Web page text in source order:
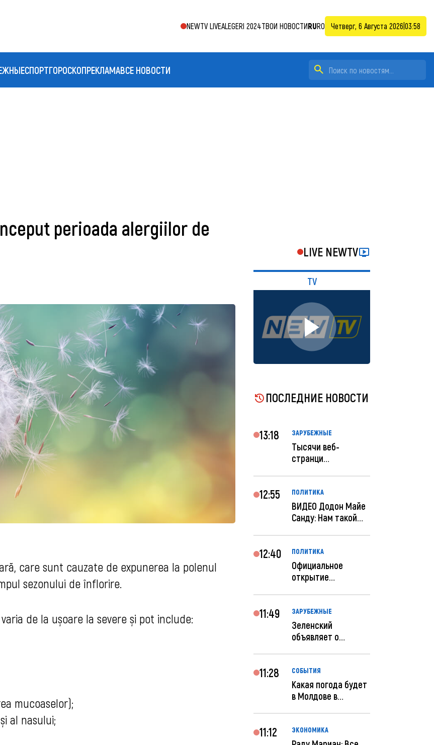
NEWTV LIVEALEGERI 2024ТВОИ НОВОСТИRURO Четверг, 6 Августа 2026 03:58
СПОРТГОРОСКОПРЕКЛАМАВСЕ НОВОСТИ
perioada alergiilor de
care sunt cauzate de expunerea la polenul
sezonului de înflorire.
de la ușoare la severe și pot include:
mucoaselor);
al nasului;
LIVE NEWTV
TV
ПОСЛЕДНИЕ НОВОСТИ
13:18 ЗАРУБЕЖНЫЕ
Тысячи веб-
странци
12:55 ПОЛИТИКА
ВИДЕО Додон Майе
Санду: Нам такой
12:40 ПОЛИТИКА
Официальное
открытие
Кишиневе: и...
11:49 ЗАРУБЕЖНЫЕ
Зеленский
объявляет о
ар...
11:28 СОБЫТИЯ
Какая погода будет
в Молдове в
11:12 ЭКОНОМИКА